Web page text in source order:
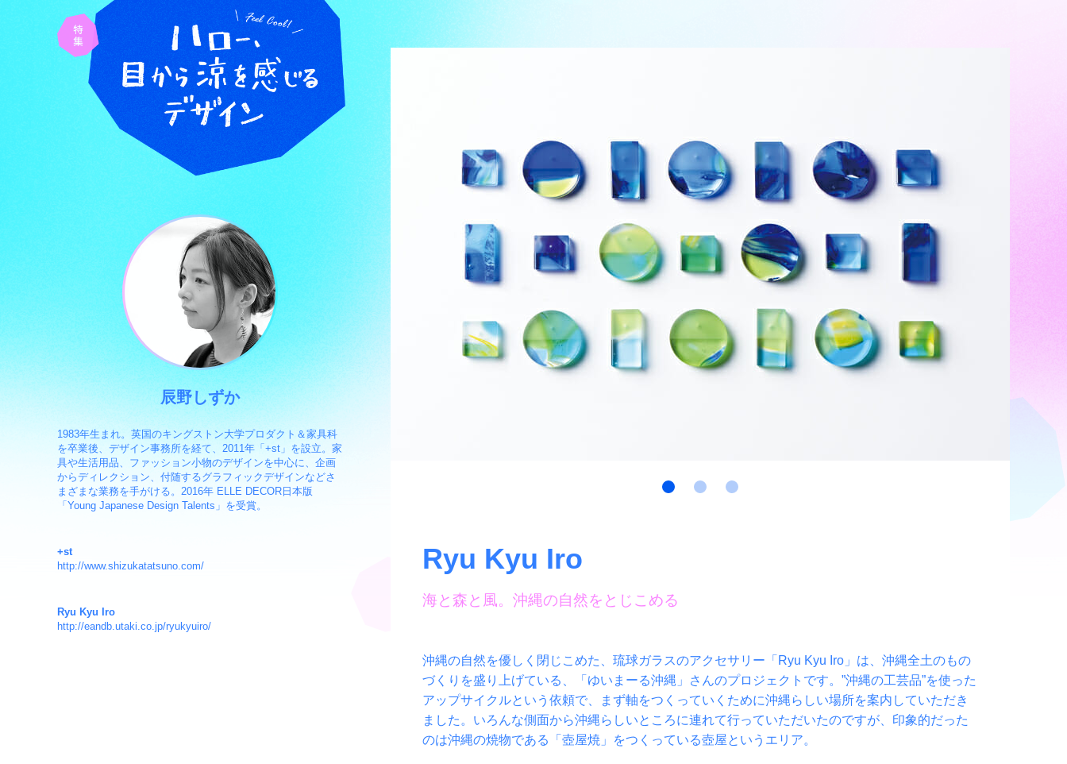
Ryu Kyu Iro
海と森と風。沖縄の自然をとじこめる
沖縄の自然を優しく閉じこめた、琉球ガラスのアクセサリー「Ryu Kyu Iro」は、沖縄全土のもの
づくりを盛り上げている、「ゆいまーる沖縄」さんのプロジェクトです。”沖縄の工芸品”を使った
アップサイクルという依頼で、まず軸をつくっていくために沖縄らしい場所を案内していただき
ました。いろんな側面から沖縄らしいところに連れて行っていただいたのですが、印象的だった
のは沖縄の焼物である「壺屋焼」をつくっている壺屋というエリア。
辰野しずか
1983年生まれ。英国のキングストン大学プロダクト＆家具科
を卒業後、デザイン事務所を経て、2011年「+st」を設立。家
具や生活用品、ファッション小物のデザインを中心に、企画
からディレクション、付随するグラフィックデザインなどさ
まざまな業務を手がける。2016年 ELLE DECOR日本版
「Young Japanese Design Talents」を受賞。
+st
http://www.shizukatatsuno.com/
Ryu Kyu Iro
http://eandb.utaki.co.jp/ryukyuiro/